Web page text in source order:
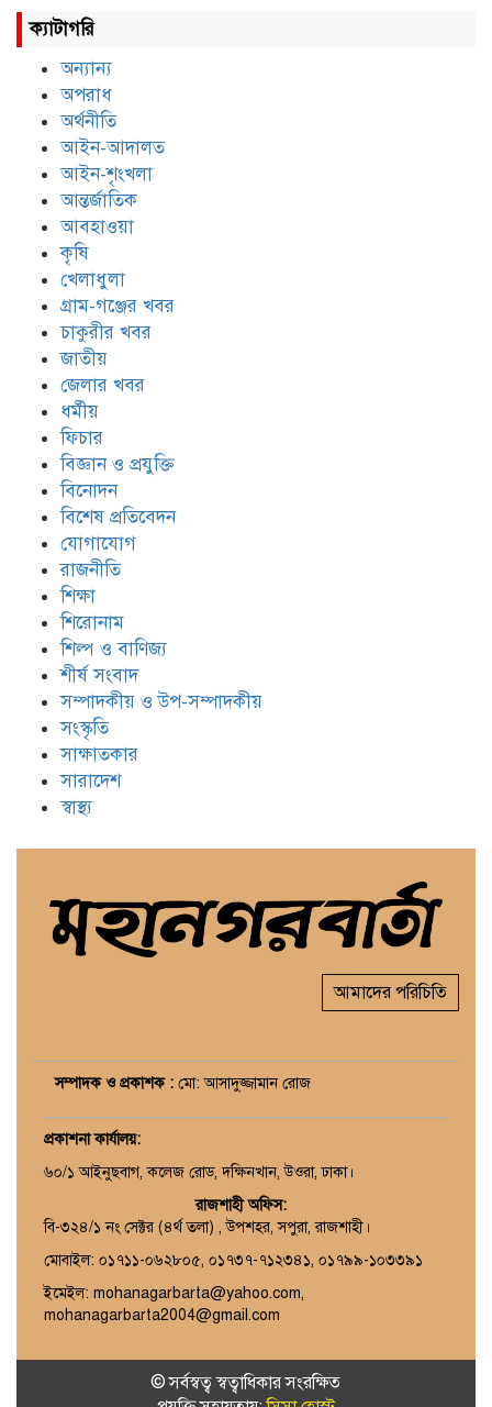
ক্যাটাগরি
অন্যান্য
অপরাধ
অর্থনীতি
আইন-আদালত
আইন-শৃংখলা
আন্তর্জাতিক
আবহাওয়া
কৃষি
খেলাধুলা
গ্রাম-গঞ্জের খবর
চাকুরীর খবর
জাতীয়
জেলার খবর
ধর্মীয়
ফিচার
বিজ্ঞান ও প্রযুক্তি
বিনোদন
বিশেষ প্রতিবেদন
যোগাযোগ
রাজনীতি
শিক্ষা
শিরোনাম
শিল্প ও বাণিজ্য
শীর্ষ সংবাদ
সম্পাদকীয় ও উপ-সম্পাদকীয়
সংস্কৃতি
সাক্ষাতকার
সারাদেশ
স্বাস্থ্য
আমাদের পরিচিতি
সম্পাদক ও প্রকাশক : মো: আসাদুজ্জামান রোজ
প্রকাশনা কার্যালয়:
৬০/১ আইনুছবাগ, কলেজ রোড, দক্ষিনখান, উওরা, ঢাকা।
রাজশাহী অফিস:
বি-৩২৪/১ নং সেক্টর (৪র্থ তলা) , উপশহর, সপুরা, রাজশাহী।
মোবাইল: ০১৭১১-০৬২৮০৫, ০১৭৩৭-৭১২৩৪১, ০১৭৯৯-১০৩৩৯১
ইমেইল: mohanagarbarta@yahoo.com,
mohanagarbarta2004@gmail.com
© সর্বস্বত্ব স্বত্বাধিকার সংরক্ষিত